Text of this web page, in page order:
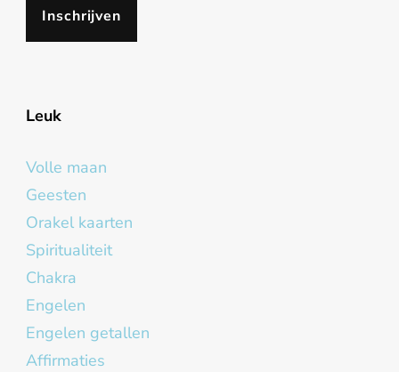
Leuk
Volle maan
Geesten
Orakel kaarten
Spiritualiteit
Chakra
Engelen
Engelen getallen
Affirmaties